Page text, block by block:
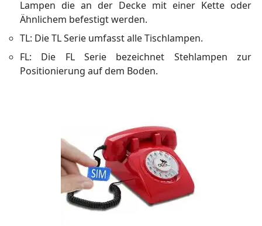
Lampen die an der Decke mit einer Kette oder
Ähnlichem befestigt werden.
TL: Die TL Serie umfasst alle Tischlampen.
FL: Die FL Serie bezeichnet Stehlampen zur
Positionierung auf dem Boden.